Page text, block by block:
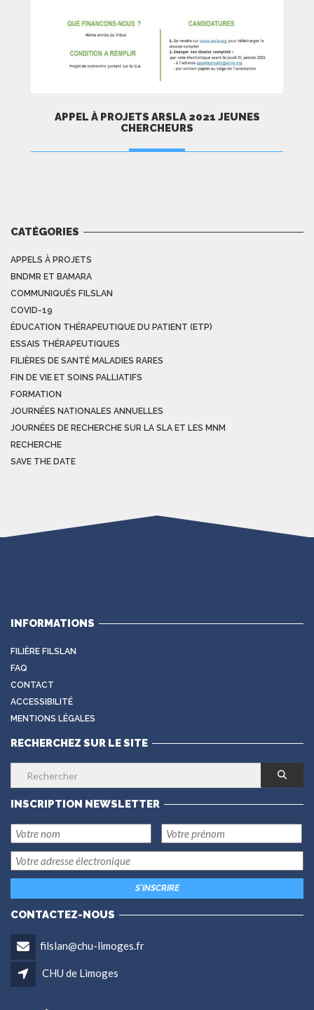
APPEL À PROJETS ARSLA 2021 JEUNES
CHERCHEURS
CATÉGORIES
APPELS À PROJETS
BNDMR ET BAMARA
COMMUNIQUÉS FILSLAN
COVID-19
ÉDUCATION THÉRAPEUTIQUE DU PATIENT (ETP)
ESSAIS THÉRAPEUTIQUES
FILIÈRES DE SANTÉ MALADIES RARES
FIN DE VIE ET SOINS PALLIATIFS
FORMATION
JOURNÉES NATIONALES ANNUELLES
JOURNÉES DE RECHERCHE SUR LA SLA ET LES MNM
RECHERCHE
SAVE THE DATE
INFORMATIONS
FILIÈRE FILSLAN
FAQ
CONTACT
ACCESSIBILITÉ
MENTIONS LÉGALES
RECHERCHEZ SUR LE SITE
INSCRIPTION NEWSLETTER
CONTACTEZ-NOUS
filslan@chu-limoges.fr
CHU de Limoges